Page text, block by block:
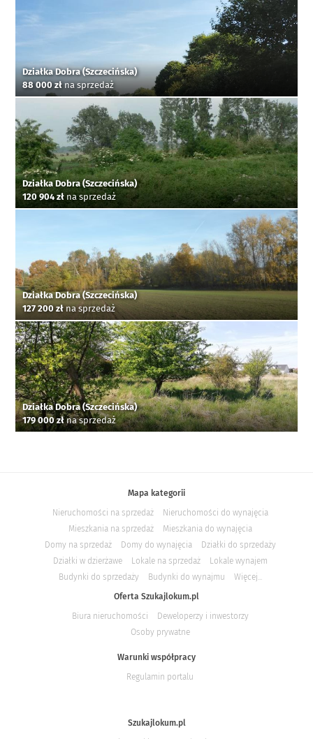
Działka Dobra (Szczecińska)
88 000 złna sprzedaż
Działka Dobra (Szczecińska)
120 904 złna sprzedaż
Działka Dobra (Szczecińska)
127 200 złna sprzedaż
Działka Dobra (Szczecińska)
179 000 złna sprzedaż
Mapa kategorii
Nieruchomości na sprzedaż
Nieruchomości do wynajęcia
Mieszkania na sprzedaż
Mieszkania do wynajęcia
Domy na sprzedaż
Domy do wynajęcia
Działki do sprzedaży
Działki w dzierżawe
Lokale na sprzedaż
Lokale wynajem
Budynki do sprzedaży
Budynki do wynajmu
Więcej...
Oferta Szukajlokum.pl
Biura nieruchomości
Deweloperzy i inwestorzy
Osoby prywatne
Warunki współpracy
Regulamin portalu
Szukajlokum.pl